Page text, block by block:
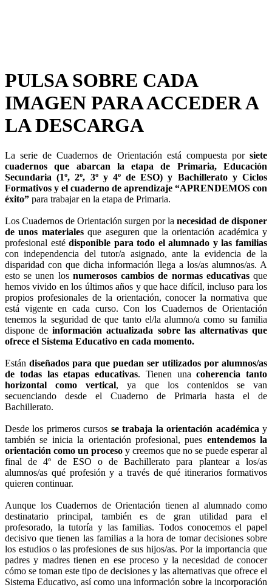
PULSA SOBRE CADA
IMAGEN PARA ACCEDER A
LA DESCARGA
La serie de Cuadernos de Orientación está compuesta por siete
cuadernos que abarcan la etapa de Primaria, Educación
Secundaria (1º, 2º, 3º y 4º de ESO) y Bachillerato y Ciclos
Formativos y el cuaderno de aprendizaje “APRENDEMOS con
éxito” para trabajar en la etapa de Primaria.
Los Cuadernos de Orientación surgen por la necesidad de disponer
de unos materialesque aseguren que la orientación académica y
profesional estédisponible para todo el alumnado y las familias
con independencia del tutor/a asignado, ante la evidencia de la
disparidad con que dicha información llega a los/as alumnos/as. A
esto se unen los numerosos cambios de normas educativasque
hemos vivido en los últimos años y que hace difícil, incluso para los
propios profesionales de la orientación, conocer la normativa que
está vigente en cada curso. Con los Cuadernos de Orientación
tenemos la seguridad de que tanto el/la alumno/a como su familia
dispone deinformación actualizada sobre las alternativas que
ofrece el Sistema Educativo en cada momento.
Están diseñados para que puedan ser utilizados por alumnos/as
de todas las etapas educativas. Tienen unacoherencia tanto
horizontal como vertical, ya que los contenidos se van
secuenciando desde el Cuaderno de Primaria hasta el de
Bachillerato.
Desde los primeros cursos se trabaja la orientación académica y
también se inicia la orientación profesional, pues entendemos la
orientación como un proceso y creemos que no se puede esperar al
final de 4º de ESO o de Bachillerato para plantear a los/as
alumnos/as qué profesión y a través de qué itinerarios formativos
quieren continuar.
Aunque los Cuadernos de Orientación tienen al alumnado como
destinatario principal, también es de gran utilidad para el
profesorado, la tutoría y las familias. Todos conocemos el papel
decisivo que tienen las familias a la hora de tomar decisiones sobre
los estudios o las profesiones de sus hijos/as. Por la importancia que
padres y madres tienen en ese proceso y la necesidad de conocer
cómo se toman este tipo de decisiones y las alternativas que ofrece el
Sistema Educativo, así como una información sobre la incorporación